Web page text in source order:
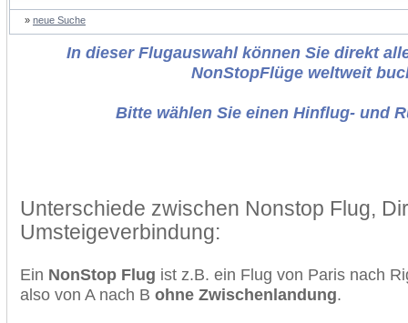
» neue Suche
In dieser Flugauswahl können Sie direkt
NonStopFlüge weltweit
Bitte wählen Sie einen Hinflug- und
Unterschiede zwischen Nonstop Flug,
Umsteigeverbindung:
Ein NonStop Flug ist z.B. ein Flug von Paris nach
also von A nach B ohne Zwischenlandung.